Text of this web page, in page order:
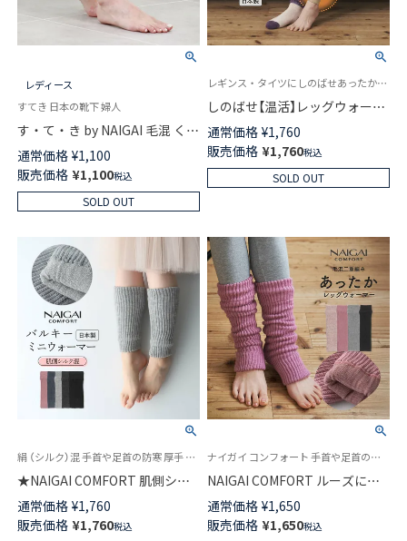
レディース
すてき 日本の靴下 婦人
す・て・き by NAIGAI 毛混 くち
ゴムゆったり レッグウォーマー
アームウォーマー 日本製 レデ
ィース 03870114
通常価格 ¥1,100
販売価格 ¥1,100税込
SOLD OUT
レギンス・タイツにしのばせあったかケア。薄いから響かずキレイにコーデ ナイガイ コンフォート
しのばせ【温活】レッグウォーマ
ー 極薄設計 重ね履き インナー
あたたかい 吸湿発熱 NAIGAI
COMFORT レディース
03070338
通常価格 ¥1,760
販売価格 ¥1,760税込
SOLD OUT
絹 （シルク）混 手首や足首の防寒 厚手 ナイガイ コンフォート 日本製
★NAIGAI COMFORT 肌側シル
ク混 あたたかい 2重編み バルキ
ーウールの2WAY ミニレッグ&
アームウォーマー レディース
通常価格 ¥1,760
販売価格 ¥1,760税込
ナイガイ コンフォート 手首や足首の防寒 しっかりあったか 毛混 2重編み
NAIGAI COMFORT ルーズに履
けてしっかり防寒レッグウォー
マー リッチェル 毛混2重編み
レディース 日本製 03022817
通常価格 ¥1,650
販売価格 ¥1,650税込